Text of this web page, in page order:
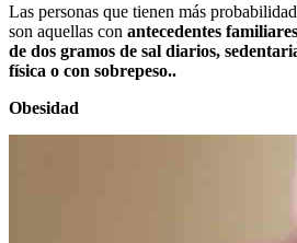
Las personas que tienen más
son aquellas con antecedentes
de dos gramos de sal diarios,
física o con sobrepeso..
Obesidad